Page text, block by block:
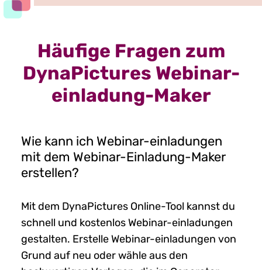
Häufige Fragen zum
DynaPictures Webinar-
einladung-Maker
Wie kann ich Webinar-einladungen
mit dem Webinar-Einladung-Maker
erstellen?
Mit dem DynaPictures Online-Tool kannst du
schnell und kostenlos Webinar-einladungen
gestalten. Erstelle Webinar-einladungen von
Grund auf neu oder wähle aus den